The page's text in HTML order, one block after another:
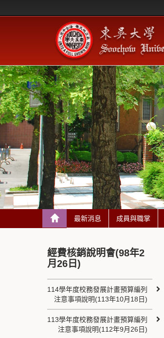
最新消息 成員與職掌
經費核銷說明會(98年2
月26日)
114學年度校務發展計畫預算編列
注意事項說明(113年10月18日)
113學年度校務發展計畫預算編列
注意事項說明(112年9月26日)